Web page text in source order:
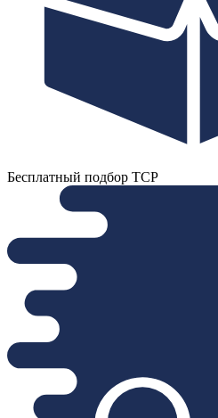
Бесплатный подбор ТСР